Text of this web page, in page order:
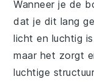
Wanneer je de
dat je dit lang
licht en luchtig
maar het zorgt
luchtige